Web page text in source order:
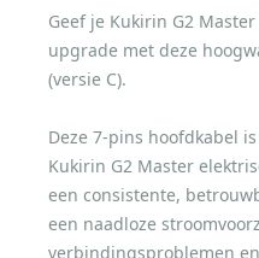
Geef je Kukirin G2
upgrade met deze
(versie C).
Deze 7-pins hoofdkabel
Kukirin G2 Master
een consistente,
een naadloze
verbindingsproblemen